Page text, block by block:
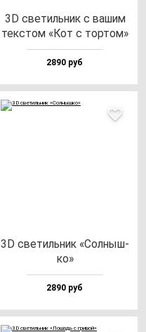
3D све­тиль­ник с ва­шим
тек­стом «Кот с тор­том»
2890 руб
3D све­тиль­ник «Сол­ныш­
ко»
2890 руб